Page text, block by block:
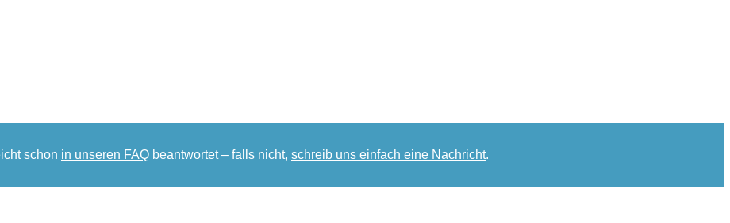
schon in unseren FAQ beantwortet – falls nicht, schreib uns einfach eine Nachricht.